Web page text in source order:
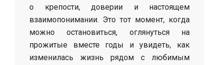
о крепости, доверии и настоящем
взаимопонимании. Это тот момент, когда
можно остановиться, оглянуться на
прожитые вместе годы и увидеть, как
изменилась жизнь рядом с любимым